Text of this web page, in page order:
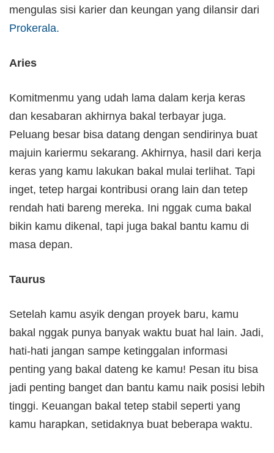
mengulas sisi karier dan keungan yang dilansir dari
Prokerala.
Aries
Komitmenmu yang udah lama dalam kerja keras
dan kesabaran akhirnya bakal terbayar juga.
Peluang besar bisa datang dengan sendirinya buat
majuin kariermu sekarang. Akhirnya, hasil dari kerja
keras yang kamu lakukan bakal mulai terlihat. Tapi
inget, tetep hargai kontribusi orang lain dan tetep
rendah hati bareng mereka. Ini nggak cuma bakal
bikin kamu dikenal, tapi juga bakal bantu kamu di
masa depan.
Taurus
Setelah kamu asyik dengan proyek baru, kamu
bakal nggak punya banyak waktu buat hal lain. Jadi,
hati-hati jangan sampe ketinggalan informasi
penting yang bakal dateng ke kamu! Pesan itu bisa
jadi penting banget dan bantu kamu naik posisi lebih
tinggi. Keuangan bakal tetep stabil seperti yang
kamu harapkan, setidaknya buat beberapa waktu.